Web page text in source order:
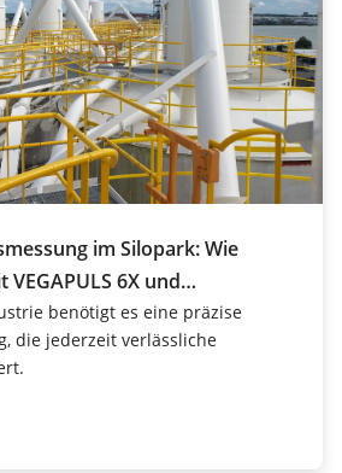
im Silopark: Wie
6X und
Prozesse revolutioniert
benötigt es eine präzise
die jederzeit verlässliche